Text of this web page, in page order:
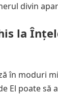
divin
la
în moduri
El poate să